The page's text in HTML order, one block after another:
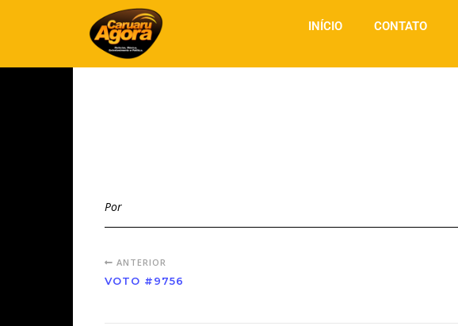
INÍCIO CONTATO
Por
ANTERIOR
VOTO #9756